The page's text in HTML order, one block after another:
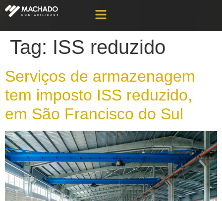
Tag: ISS reduzido
Serviços de armazenagem
tem imposto ISS reduzido,
em São Francisco do Sul